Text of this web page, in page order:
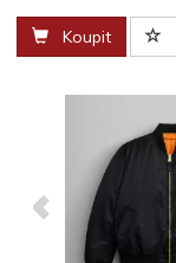
Koupit